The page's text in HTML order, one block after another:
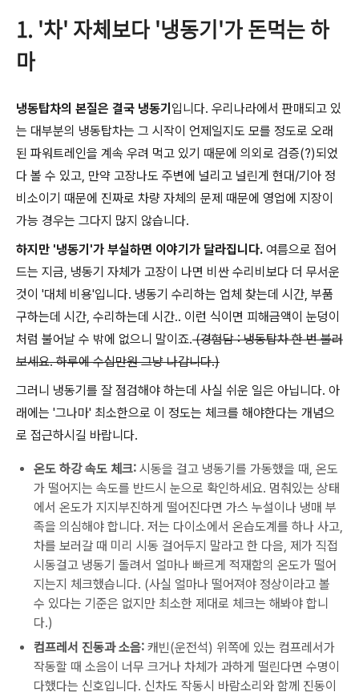
1. '차' 자체보다 '냉동기'가 돈먹는 하
마
냉동탑차의 본질은 결국 냉동기 입니다. 우리나라에서 판매되고 있
는 대부분의 냉동탑차는 그 시작이 언제일지도 모를 정도로 오래
된 파워트레인을 계속 우려 먹고 있기 때문에 의외로 검증(?)되었
다 볼 수 있고, 만약 고장나도 주변에 널리고 널린게 현대/기아 정
비소이기 때문에 진짜로 차량 자체의 문제 때문에 영업에 지장이
가능 경우는 그다지 많지 않습니다.
하지만 '냉동기'가 부실하면 이야기가 달라집니다. 여름으로 접어
드는 지금, 냉동기 자체가 고장이 나면 비싼 수리비보다 더 무서운
것이 '대체 비용'입니다. 냉동기 수리하는 업체 찾는데 시간, 부품
구하는데 시간, 수리하는데 시간.. 이런 식이면 피해금액이 눈덩이
처럼 불어날 수 밖에 없으니 말이죠.(경험담 : 냉동탑차 한 번 불러
보세요. 하루에 수십만원 그냥 나갑니다.)
그러니 냉동기를 잘 점검해야 하는데 사실 쉬운 일은 아닙니다. 아
래에는 '그나마' 최소한으로 이 정도는 체크를 해야한다는 개념으
로 접근하시길 바랍니다.
온도 하강 속도 체크: 시동을 걸고 냉동기를 가동했을 때, 온도
가 떨어지는 속도를 반드시 눈으로 확인하세요. 멈춰있는 상태
에서 온도가 지지부진하게 떨어진다면 가스 누설이나 냉매 부
족을 의심해야 합니다. 저는 다이소에서 온습도계를 하나 사고,
차를 보러갈 때 미리 시동 걸어두지 말라고 한 다음, 제가 직접
시동걸고 냉동기 돌려서 얼마나 빠르게 적재함의 온도가 떨어
지는지 체크했습니다. (사실 얼마나 떨어져야 정상이라고 볼
수 있다는 기준은 없지만 최소한 제대로 체크는 해봐야 합니
다.)
컴프레서 진동과 소음: 캐빈(운전석) 위쪽에 있는 컴프레서가
작동할 때 소음이 너무 크거나 차체가 과하게 떨린다면 수명이
다했다는 신호입니다. 신차도 작동시 바람소리와 함께 진동이